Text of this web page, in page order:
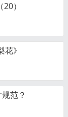
）
》
范？